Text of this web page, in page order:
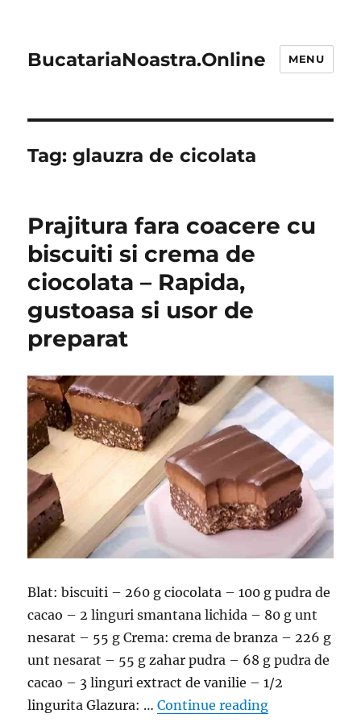
BucatariaNoastra.Online MENU
Tag:glauzra de cicolata
Prajitura fara coacere cu
biscuiti si crema de
ciocolata – Rapida,
gustoasa si usor de
preparat
Blat: biscuiti – 260 g ciocolata – 100 g pudra de
cacao – 2 linguri smantana lichida – 80 g unt
nesarat – 55 g Crema: crema de branza – 226 g
unt nesarat – 55 g zahar pudra – 68 g pudra de
cacao – 3 linguri extract de vanilie – 1/2
lingurita Glazura: …Continue reading“Prajitura